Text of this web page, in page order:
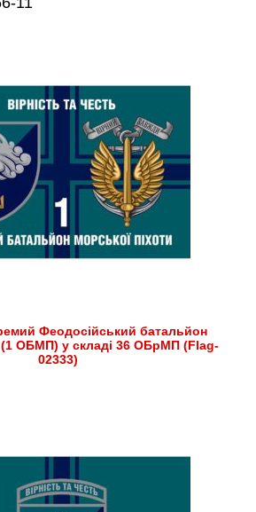
Феодосійський батальйон
(1 ОБМП) у складі 36 ОБрМП (Flag-
02333)